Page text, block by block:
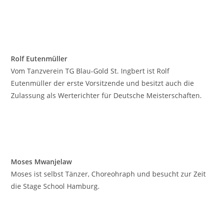
Rolf Eutenmüller
Vom Tanzverein TG Blau-Gold St. Ingbert ist Rolf
Eutenmüller der erste Vorsitzende und besitzt auch die
Zulassung als Werterichter für Deutsche Meisterschaften.
Moses Mwanjelaw
Moses ist selbst Tänzer, Choreohraph und besucht zur Zeit
die Stage School Hamburg.